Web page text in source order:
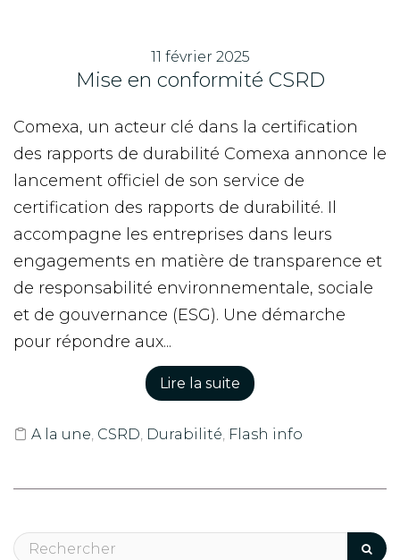
11 février 2025
Mise en conformité CSRD
Comexa, un acteur clé dans la certification
des rapports de durabilité Comexa annonce le
lancement officiel de son service de
certification des rapports de durabilité. Il
accompagne les entreprises dans leurs
engagements en matière de transparence et
de responsabilité environnementale, sociale
et de gouvernance (ESG). Une démarche
pour répondre aux...
Lire la suite
A la une, CSRD, Durabilité, Flash info